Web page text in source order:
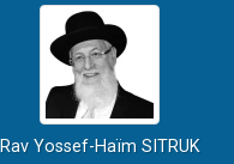
Rav Yossef-Haïm SITRUK